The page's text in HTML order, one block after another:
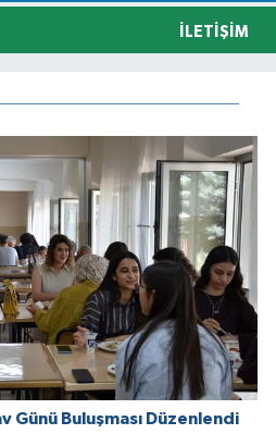
İLETIŞIM
Günü Buluşması Düzenlendi